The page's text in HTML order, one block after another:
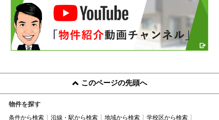
このページの先頭へ
物件を探す
条件から検索 沿線・駅から検索 地域から検索
学校区から検索